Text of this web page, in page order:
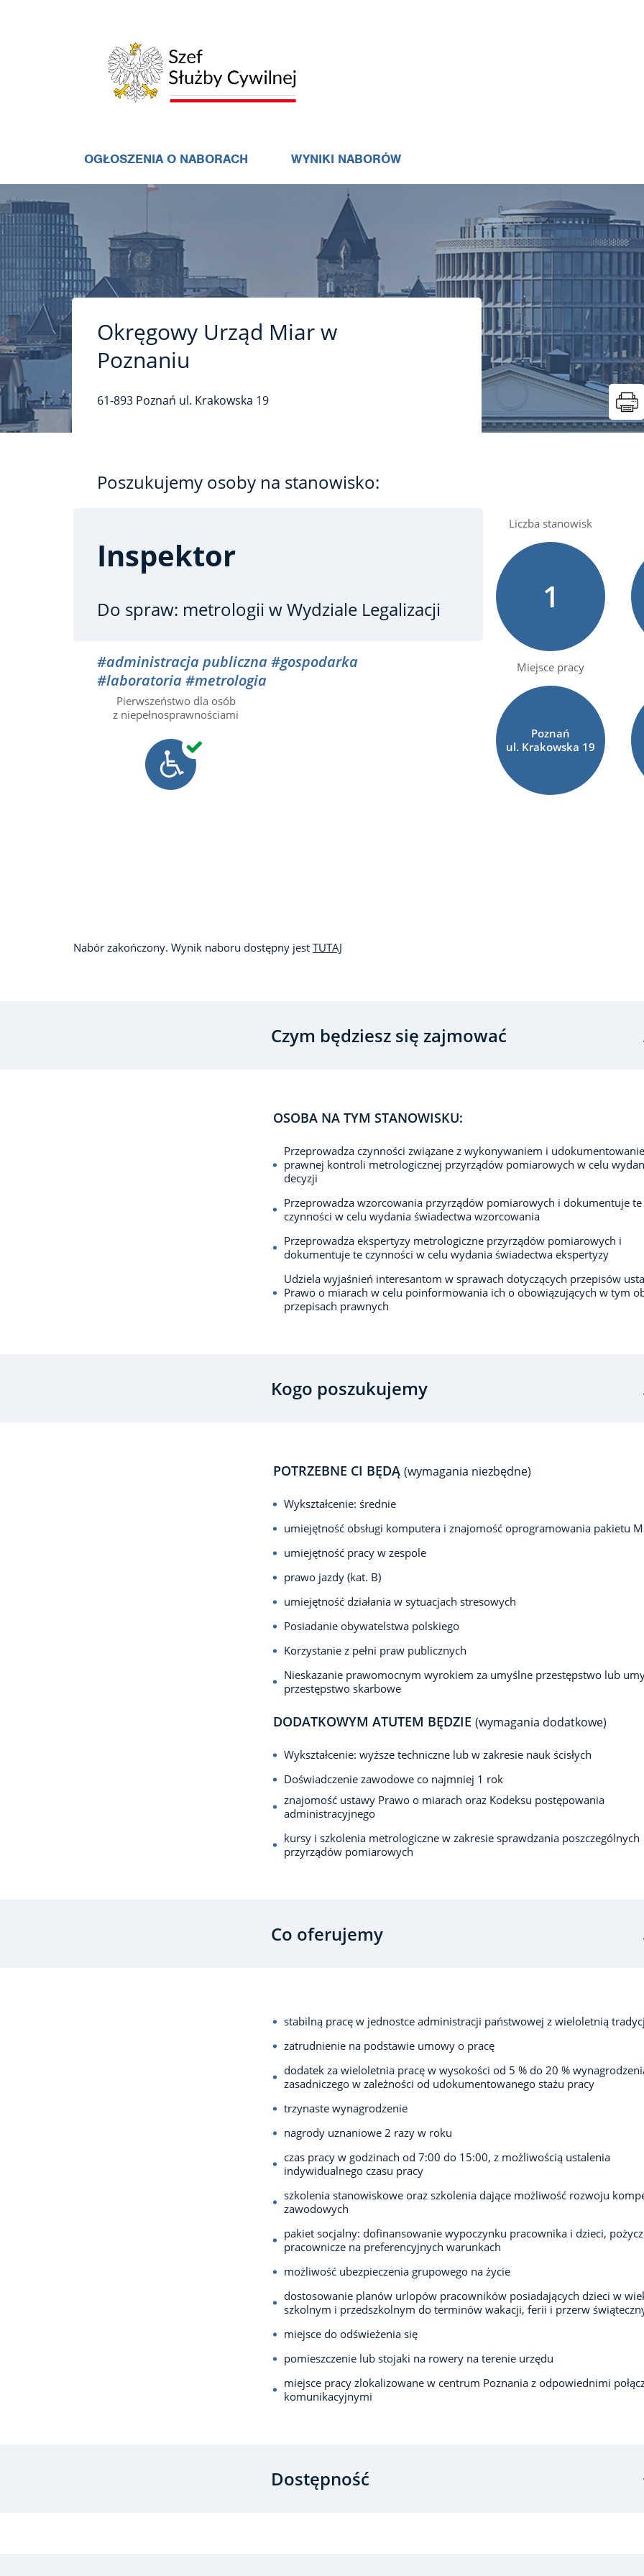
OGŁOSZENIA O NABORACH WYNIKI NABORÓW
Okręgowy Urząd Miar w
Poznaniu
61-893 Poznań ul. Krakowska 19
Poszukujemy osoby na stanowisko:
Inspektor
Do spraw: metrologii w Wydziale Legalizacji
#administracja publiczna#gospodarka
#laboratoria#metrologia
Pierwszeństwo dla osób
z niepełnosprawnościami
Liczba stanowisk
1
Miejsce pracy
Poznań
ul. Krakowska 19
Nabór zakończony. Wynik naboru dostępny jest TUTAJ
Czym będziesz się zajmować
OSOBA NA TYM STANOWISKU:
Przeprowadza czynności związane z wykonywaniem i
prawnej kontroli metrologicznej przyrządów pomiarowych w celu
decyzji
Przeprowadza wzorcowania przyrządów pomiarowych i dokumentuje te
czynności w celu wydania świadectwa wzorcowania
Przeprowadza ekspertyzy metrologiczne przyrządów pomiarowych i
dokumentuje te czynności w celu wydania świadectwa ekspertyzy
Udziela wyjaśnień interesantom w sprawach dotyczących przepisów
Prawo o miarach w celu poinformowania ich o obowiązujących w tym
przepisach prawnych
Kogo poszukujemy
POTRZEBNE CI BĘDĄ (wymagania niezbędne)
Wykształcenie: średnie
umiejętność obsługi komputera i znajomość oprogramowania pakietu
umiejętność pracy w zespole
prawo jazdy (kat. B)
umiejętność działania w sytuacjach stresowych
Posiadanie obywatelstwa polskiego
Korzystanie z pełni praw publicznych
Nieskazanie prawomocnym wyrokiem za umyślne przestępstwo lub
przestępstwo skarbowe
DODATKOWYM ATUTEM BĘDZIE (wymagania dodatkowe)
Wykształcenie: wyższe techniczne lub w zakresie nauk ścisłych
Doświadczenie zawodowe co najmniej 1 rok
znajomość ustawy Prawo o miarach oraz Kodeksu postępowania
administracyjnego
kursy i szkolenia metrologiczne w zakresie sprawdzania poszczególnych
przyrządów pomiarowych
Co oferujemy
stabilną pracę w jednostce administracji państwowej z wieloletnią
zatrudnienie na podstawie umowy o pracę
dodatek za wieloletnia pracę w wysokości od 5 % do 20 %
zasadniczego w zależności od udokumentowanego stażu pracy
trzynaste wynagrodzenie
nagrody uznaniowe 2 razy w roku
czas pracy w godzinach od 7:00 do 15:00, z możliwością ustalenia
indywidualnego czasu pracy
szkolenia stanowiskowe oraz szkolenia dające możliwość rozwoju
zawodowych
pakiet socjalny: dofinansowanie wypoczynku pracownika i dzieci,
pracownicze na preferencyjnych warunkach
możliwość ubezpieczenia grupowego na życie
dostosowanie planów urlopów pracowników posiadających dzieci w
szkolnym i przedszkolnym do terminów wakacji, ferii i przerw
miejsce do odświeżenia się
pomieszczenie lub stojaki na rowery na terenie urzędu
miejsce pracy zlokalizowane w centrum Poznania z odpowiednimi
komunikacyjnymi
Dostępność